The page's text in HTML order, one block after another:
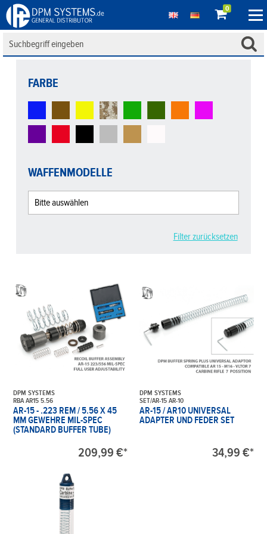
0
FARBE
WAFFENMODELLE
Filter zurücksetzen
DPM SYSTEMS
RBA AR15 5.56
AR-15 - .223 REM / 5.56 X 45
MM GEWEHRE MIL-SPEC
(STANDARD BUFFER TUBE)
209,99 €*
DPM SYSTEMS
SET/AR-15 AR-10
AR-15 / AR10 UNIVERSAL
ADAPTER UND FEDER SET
34,99 €*